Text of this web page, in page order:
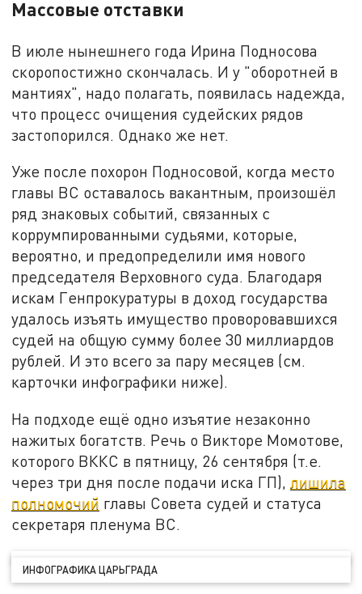
Массовые отставки
В июле нынешнего года Ирина Подносова
скоропостижно скончалась. И у "оборотней в
мантиях", надо полагать, появилась надежда,
что процесс очищения судейских рядов
застопорился. Однако же нет.
Уже после похорон Подносовой, когда место
главы ВС оставалось вакантным, произошёл
ряд знаковых событий, связанных с
коррумпированными судьями, которые,
вероятно, и предопределили имя нового
председателя Верховного суда. Благодаря
искам Генпрокуратуры в доход государства
удалось изъять имущество проворовавшихся
судей на общую сумму более 30 миллиардов
рублей. И это всего за пару месяцев (см.
карточки инфографики ниже).
На подходе ещё одно изъятие незаконно
нажитых богатств. Речь о Викторе Момотове,
которого ВККС в пятницу, 26 сентября (т.е.
через три дня после подачи иска ГП),лишила
полномочий главы Совета судей и статуса
секретаря пленума ВС.
ИНФОГРАФИКА ЦАРЬГРАДА